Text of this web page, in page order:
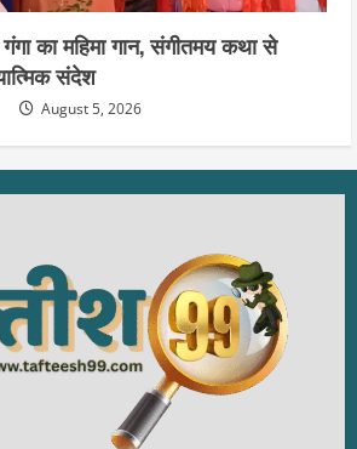
का महिमा गान, संगीतमय कथा से
संदेश
August 5, 2026